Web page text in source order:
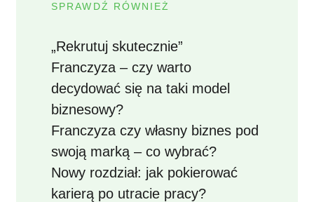
SPRAWDŹ RÓWNIEŻ
„Rekrutuj skutecznie”
Franczyza – czy warto
decydować się na taki model
biznesowy?
Franczyza czy własny biznes pod
swoją marką – co wybrać?
Nowy rozdział: jak pokierować
karierą po utracie pracy?